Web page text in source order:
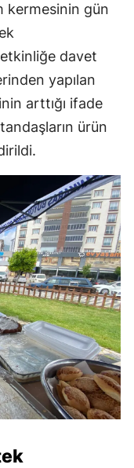
kermesinin gün
davet
yapılan
arttığı ifade
ürün